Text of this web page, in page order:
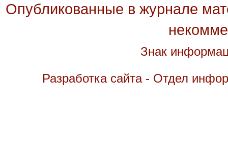
Опубликованные в журнале
Знак
Разработка сайта - Отдел